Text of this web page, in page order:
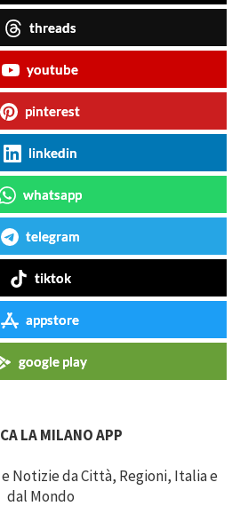
threads
youtube
pinterest
linkedin
whatsapp
telegram
tiktok
appstore
google play
LA MILANO APP